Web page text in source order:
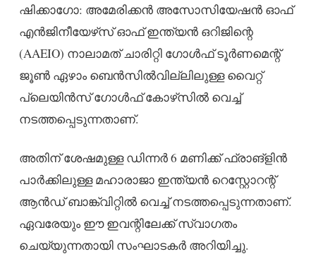
ഷിക്കാഗോ: അമേരിക്കന്‍ അസോസിയേഷന്‍ ഓഫ്
എന്‍ജിനീയേഴ്‌സ് ഓഫ് ഇന്ത്യന്‍ ഒറിജിന്റെ
(AAEIO) നാലാമത് ചാരിറ്റി ഗോള്‍ഫ് ടൂര്‍ണമെന്റ്
ജൂണ്‍ ഏഴാം ബെന്‍സില്‍വില്ലിലുള്ള വൈറ്റ്
പ്ലെയിന്‍സ് ഗോള്‍ഫ് കോഴ്‌സില്‍ വെച്ച്
നടത്തപ്പെടുന്നതാണ്.
അതിന് ശേഷമുള്ള ഡിന്നര്‍ 6 മണിക്ക് ഫ്രാങ്‌ളിന്‍
പാര്‍ക്കിലുള്ള മഹാരാജാ ഇന്ത്യന്‍ റെസ്റ്റോറന്റ്
ആന്‍ഡ് ബാങ്ക്വിറ്റില്‍ വെച്ച് നടത്തപ്പെടുന്നതാണ്.
ഏവരേയും ഈ ഇവന്റിലേക്ക് സ്വാഗതം
ചെയ്യുന്നതായി സംഘാടകര്‍ അറിയിച്ചു.